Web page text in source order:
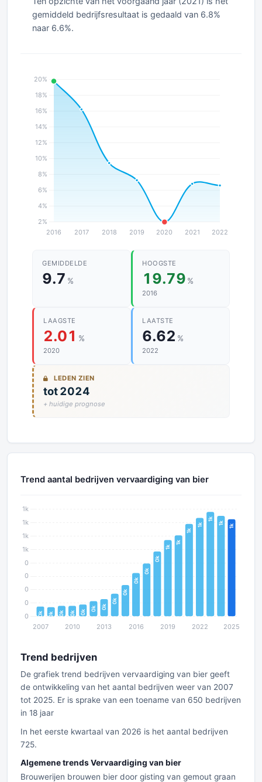
gemiddeld bedrijfsresultaat is gedaald van 6.8%
naar 6.6%.
GEMIDDELDE
9.7 %
HOOGSTE
19.79 %
2016
LAAGSTE
2.01 %
2020
LAATSTE
6.62 %
2022
LEDEN ZIEN
tot 2024
+ huidige prognose
Trend aantal bedrijven vervaardiging van bier
Trend bedrijven
De grafiek trend bedrijven vervaardiging van bier geeft
de ontwikkeling van het aantal bedrijven weer van 2007
tot 2025. Er is sprake van een toename van 650 bedrijven
in 18 jaar
In het eerste kwartaal van 2026 is het aantal bedrijven
725.
Algemene trends Vervaardiging van bier
Brouwerijen brouwen bier door gisting van gemout graan